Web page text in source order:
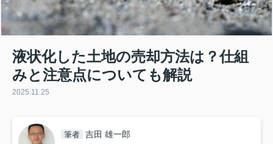
液状化した土地の売却方法は？仕組
みと注意点についても解説
2025.11.25
筆者 吉田 雄一郎